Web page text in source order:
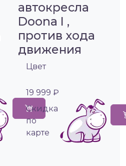
автокресла
Doona I ,
против хода
движения
Цвет
19 999 ₽
Cкидка
по
карте